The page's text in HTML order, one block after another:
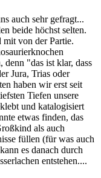
auch sehr gefragt...
beide höchst selten.
von der Partie.
denn "das ist klar, dass
Jura, Trias oder
haben wir erst seit
Tiefen unsere
und katalogisiert
etwas finden, das
als auch
füllen (für was auch
es danach durch
entstehen....